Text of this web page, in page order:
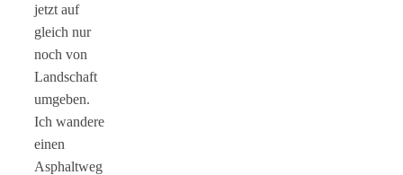
jetzt auf
gleich nur
noch von
Landschaft
umgeben.
Ich wandere
einen
Asphaltweg